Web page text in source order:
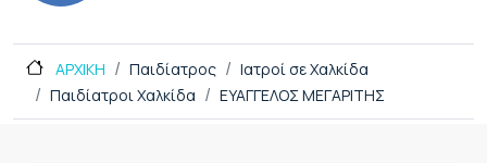
ΑΡΧΙΚΗ Παιδίατρος
Ιατροί σε Χαλκίδα
Παιδίατροι Χαλκίδα
ΕΥΑΓΓΕΛΟΣ ΜΕΓΑΡΙΤΗΣ